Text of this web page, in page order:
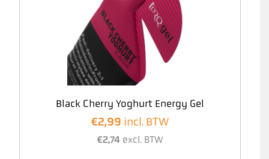
Black Cherry Yoghurt Energy Gel
€2,99 incl. BTW
€2,74 excl. BTW